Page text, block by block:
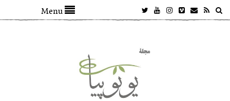
Menu